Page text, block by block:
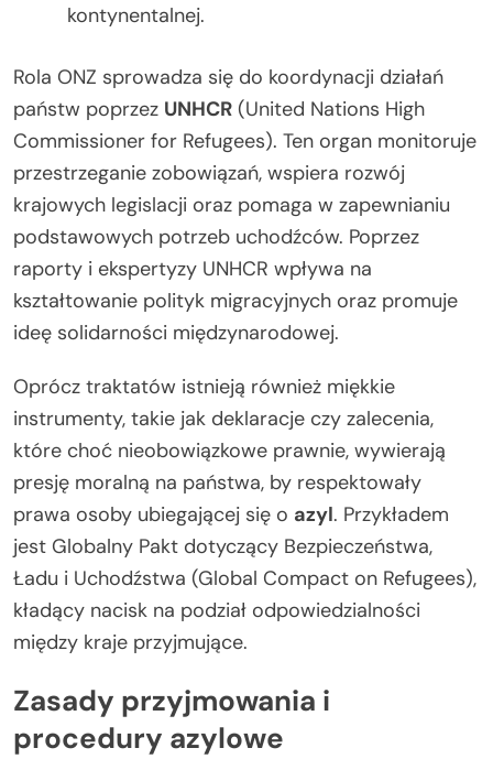
kontynentalnej.
Rola ONZ sprowadza się do koordynacji działań
państw poprzez UNHCR (United Nations High
Commissioner for Refugees). Ten organ monitoruje
przestrzeganie zobowiązań, wspiera rozwój
krajowych legislacji oraz pomaga w zapewnianiu
podstawowych potrzeb uchodźców. Poprzez
raporty i ekspertyzy UNHCR wpływa na
kształtowanie polityk migracyjnych oraz promuje
ideę solidarności międzynarodowej.
Oprócz traktatów istnieją również miękkie
instrumenty, takie jak deklaracje czy zalecenia,
które choć nieobowiązkowe prawnie, wywierają
presję moralną na państwa, by respektowały
prawa osoby ubiegającej się o azyl. Przykładem
jest Globalny Pakt dotyczący Bezpieczeństwa,
Ładu i Uchodźstwa (Global Compact on Refugees),
kładący nacisk na podział odpowiedzialności
między kraje przyjmujące.
Zasady przyjmowania i
procedury azylowe